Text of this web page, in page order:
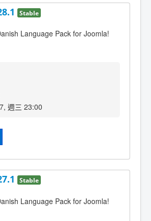
Stable
Language Pack for Joomla!
週三 23:00
Stable
Language Pack for Joomla!